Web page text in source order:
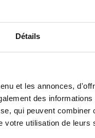
Détails
et les annonces,
des
qui peuvent
utilisation de